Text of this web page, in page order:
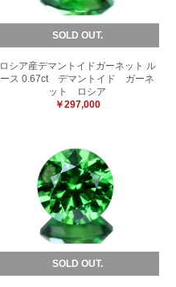
SOLD OUT.
ロシア産デマントイドガーネット ル
ース 0.67ct デマントイド ガーネ
ット ロシア
￥297,000
SOLD OUT.